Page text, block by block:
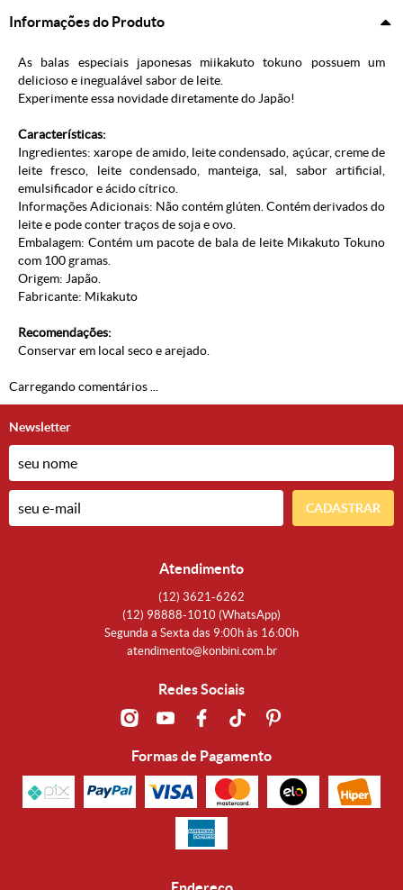
Informações do Produto
As balas especiais japonesas miikakuto tokuno possuem um
delicioso e inegualável sabor de leite.
Experimente essa novidade diretamente do Japão!
Características:
Ingredientes: xarope de amido, leite condensado, açúcar, creme de
leite fresco, leite condensado, manteiga, sal, sabor artificial,
emulsificador e ácido cítrico.
Informações Adicionais: Não contém glúten. Contém derivados do
leite e pode conter traços de soja e ovo.
Embalagem: Contém um pacote de bala de leite Mikakuto Tokuno
com 100 gramas.
Origem: Japão.
Fabricante: Mikakuto
Recomendações:
Conservar em local seco e arejado.
Carregando comentários ...
Newsletter
CADASTRAR
Atendimento
(12) 3621-6262
(12) 98888-1010 (WhatsApp)
Segunda a Sexta das 9:00h às 16:00h
atendimento@konbini.com.br
Redes Sociais
Formas de Pagamento